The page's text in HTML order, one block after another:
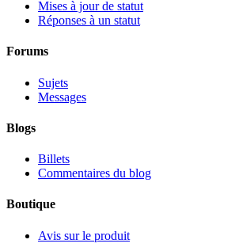
Mises à jour de statut
Réponses à un statut
Forums
Sujets
Messages
Blogs
Billets
Commentaires du blog
Boutique
Avis sur le produit